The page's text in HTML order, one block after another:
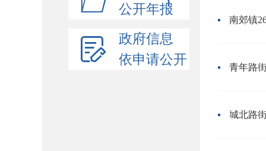
公开年报
政府信息
依申请公开
南郊镇
青年路
城北路